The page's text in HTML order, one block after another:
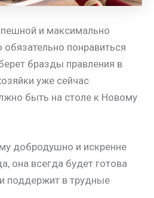
и максимально
понравиться
бразды правления в
уже сейчас
быть на столе к Новому
добродушно и искренне
она всегда будет готова
поддержит в трудные